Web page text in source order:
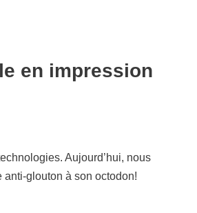
en impression
Aujourd’hui, nous
glouton à son octodon!